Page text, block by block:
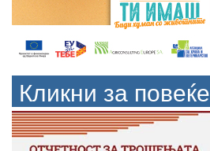
Кликни за повеќе